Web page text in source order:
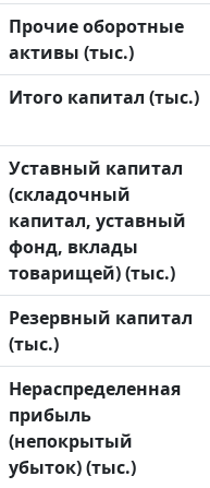
Прочие оборотные
активы (тыс.)
Итого капитал (тыс.)
Уставный капитал
(складочный
капитал, уставный
фонд, вклады
товарищей) (тыс.)
Резервный капитал
(тыс.)
Нераспределенная
прибыль
(непокрытый
убыток) (тыс.)